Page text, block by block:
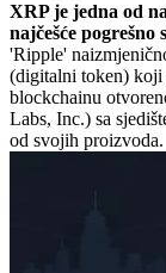
XRP je jedna od
najčešće pogrešno
'Ripple'
(digitalni token) koji
blockchainu
Labs, Inc.) sa
od svojih proizvoda.